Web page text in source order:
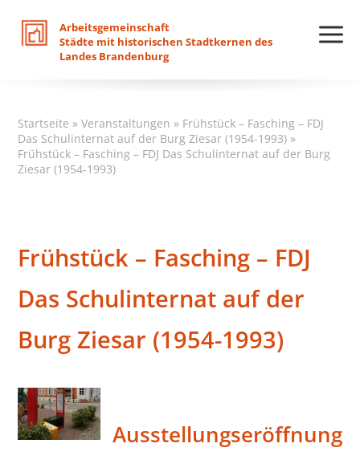
Arbeitsgemeinschaft
Städte mit historischen Stadtkernen des
Landes Brandenburg
Startseite »Veranstaltungen » Frühstück – Fasching – FDJ
Das Schulinternat auf der Burg Ziesar (1954-1993) »
Frühstück – Fasching – FDJ Das Schulinternat auf der Burg
Ziesar (1954-1993)
Frühstück – Fasching – FDJ
Das Schulinternat auf der
Burg Ziesar (1954-1993)
Ausstellungseröffnung